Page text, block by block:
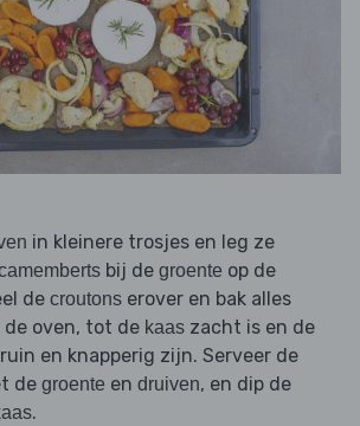
in kleinere trosjes en leg ze
bij de groente op de
de croutons erover en bak alles
oven, tot de kaas zacht is en de
en knapperig zijn. Serveer de
de groente en druiven, en dip de
.